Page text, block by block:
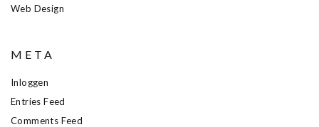
Web Design
META
Inloggen
Entries Feed
Comments Feed